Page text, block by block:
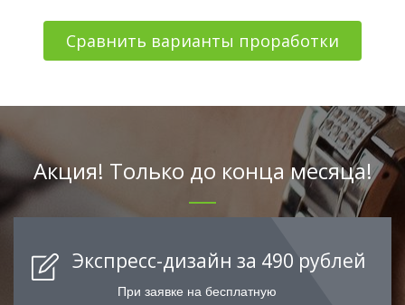
Сравнить варианты проработки
Акция! Только до конца месяца!
Экспресс-дизайн за 490 рублей
При заявке на бесплатную